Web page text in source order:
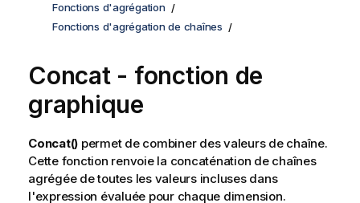
Fonctions d'agrégation
Fonctions d'agrégation de chaînes
Concat- fonction de
graphique
Concat() permet de combiner des valeurs de chaîne.
Cette fonction renvoie la concaténation de chaînes
agrégée de toutes les valeurs incluses dans
l'expression évaluée pour chaque dimension.